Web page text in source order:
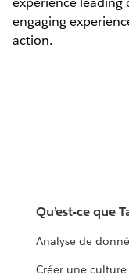
engaging
action.
Qu’est-ce que
Analyse de
Créer une